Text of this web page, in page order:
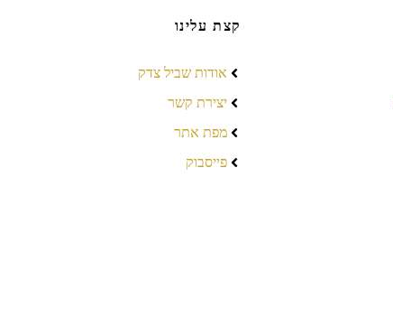
קצת עלינו
אודות שביל צדק
יצירת קשר
מפת אתר
פייסבוק